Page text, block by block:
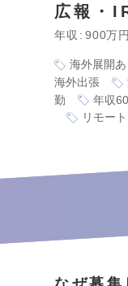
広報・
年収 900万
海外展開あ
海外出張
勤
年収
リモー